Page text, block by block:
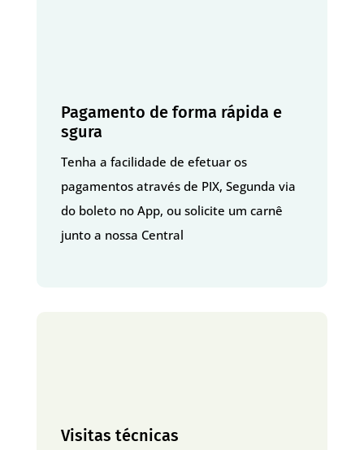
Pagamento de forma rápida e
sgura
Tenha a facilidade de efetuar os
pagamentos através de PIX, Segunda via
do boleto no App, ou solicite um carnê
junto a nossa Central
Visitas técnicas